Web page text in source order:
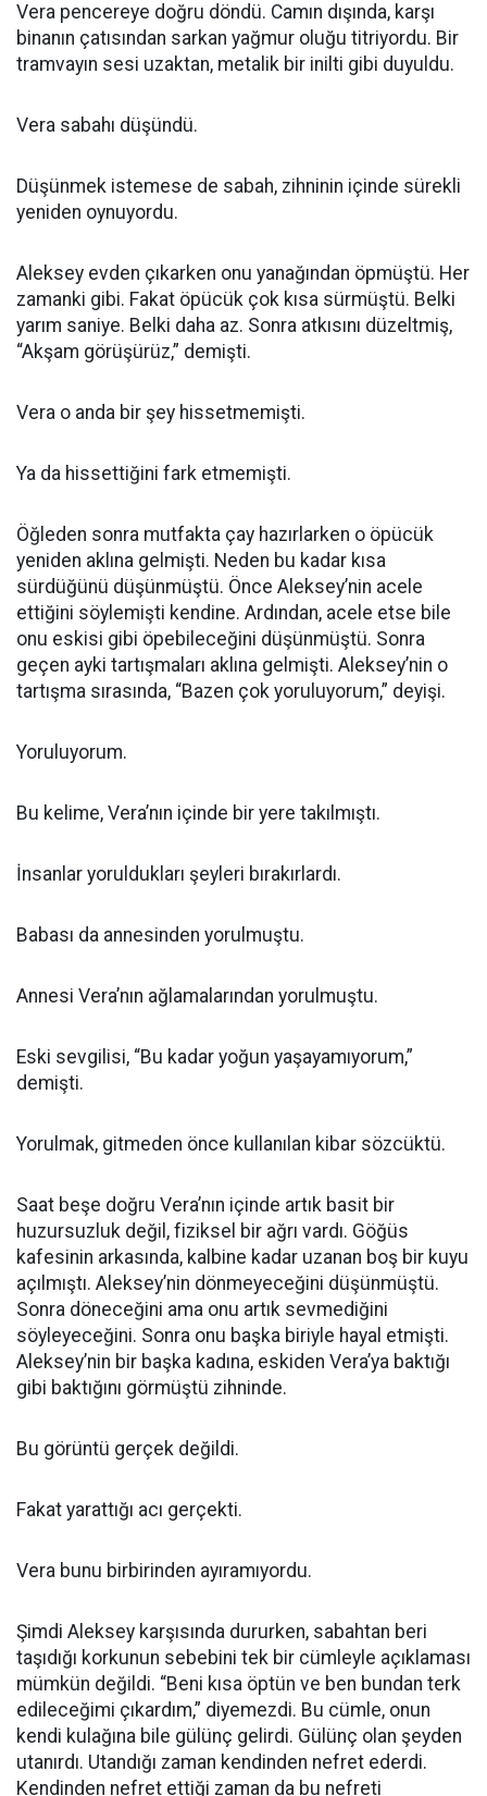
Vera pencereye doğru döndü. Camın dışında, karşı
binanın çatısından sarkan yağmur oluğu titriyordu. Bir
tramvayın sesi uzaktan, metalik bir inilti gibi duyuldu.
Vera sabahı düşündü.
Düşünmek istemese de sabah, zihninin içinde sürekli
yeniden oynuyordu.
Aleksey evden çıkarken onu yanağından öpmüştü. Her
zamanki gibi. Fakat öpücük çok kısa sürmüştü. Belki
yarım saniye. Belki daha az. Sonra atkısını düzeltmiş,
“Akşam görüşürüz,” demişti.
Vera o anda bir şey hissetmemişti.
Ya da hissettiğini fark etmemişti.
Öğleden sonra mutfakta çay hazırlarken o öpücük
yeniden aklına gelmişti. Neden bu kadar kısa
sürdüğünü düşünmüştü. Önce Aleksey’nin acele
ettiğini söylemişti kendine. Ardından, acele etse bile
onu eskisi gibi öpebileceğini düşünmüştü. Sonra
geçen ayki tartışmaları aklına gelmişti. Aleksey’nin o
tartışma sırasında, “Bazen çok yoruluyorum,” deyişi.
Yoruluyorum.
Bu kelime, Vera’nın içinde bir yere takılmıştı.
İnsanlar yoruldukları şeyleri bırakırlardı.
Babası da annesinden yorulmuştu.
Annesi Vera’nın ağlamalarından yorulmuştu.
Eski sevgilisi, “Bu kadar yoğun yaşayamıyorum,”
demişti.
Yorulmak, gitmeden önce kullanılan kibar sözcüktü.
Saat beşe doğru Vera’nın içinde artık basit bir
huzursuzluk değil, fiziksel bir ağrı vardı. Göğüs
kafesinin arkasında, kalbine kadar uzanan boş bir kuyu
açılmıştı. Aleksey’nin dönmeyeceğini düşünmüştü.
Sonra döneceğini ama onu artık sevmediğini
söyleyeceğini. Sonra onu başka biriyle hayal etmişti.
Aleksey’nin bir başka kadına, eskiden Vera’ya baktığı
gibi baktığını görmüştü zihninde.
Bu görüntü gerçek değildi.
Fakat yarattığı acı gerçekti.
Vera bunu birbirinden ayıramıyordu.
Şimdi Aleksey karşısında dururken, sabahtan beri
taşıdığı korkunun sebebini tek bir cümleyle açıklaması
mümkün değildi. “Beni kısa öptün ve ben bundan terk
edileceğimi çıkardım,” diyemezdi. Bu cümle, onun
kendi kulağına bile gülünç gelirdi. Gülünç olan şeyden
utanırdı. Utandığı zaman kendinden nefret ederdi.
Kendinden nefret ettiği zaman da bu nefreti